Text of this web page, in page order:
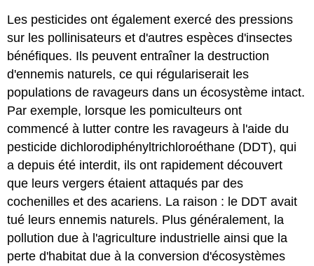
Les pesticides ont également exercé des pressions
sur les pollinisateurs et d'autres espèces d'insectes
bénéfiques. Ils peuvent entraîner la destruction
d'ennemis naturels, ce qui régulariserait les
populations de ravageurs dans un écosystème intact.
Par exemple, lorsque les pomiculteurs ont
commencé à lutter contre les ravageurs à l'aide du
pesticide dichlorodiphényltrichloroéthane (DDT), qui
a depuis été interdit, ils ont rapidement découvert
que leurs vergers étaient attaqués par des
cochenilles et des acariens. La raison : le DDT avait
tué leurs ennemis naturels. Plus généralement, la
pollution due à l'agriculture industrielle ainsi que la
perte d'habitat due à la conversion d'écosystèmes